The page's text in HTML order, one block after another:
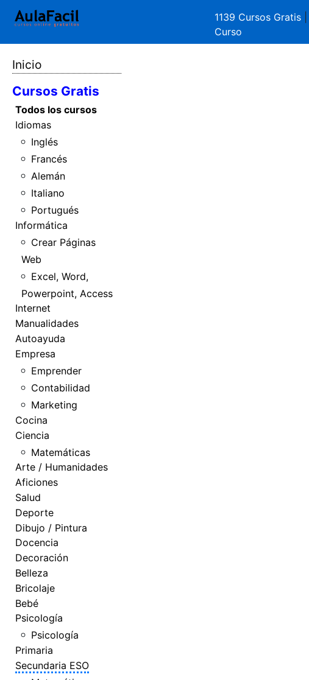
1139 Cursos Gratis
Curso
Inicio
Cursos Gratis
Todos los cursos
Idiomas
Inglés
Francés
Alemán
Italiano
Portugués
Informática
Crear Páginas
Web
Excel, Word,
Powerpoint, Access
Internet
Manualidades
Autoayuda
Empresa
Emprender
Contabilidad
Marketing
Cocina
Ciencia
Matemáticas
Arte / Humanidades
Aficiones
Salud
Deporte
Dibujo / Pintura
Docencia
Decoración
Belleza
Bricolaje
Bebé
Psicología
Psicología
Primaria
Secundaria ESO